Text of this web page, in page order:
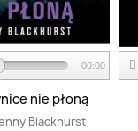
00:00
nie płoną
Blackhurst